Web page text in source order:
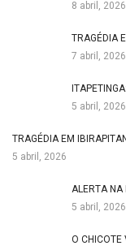
8 abril, 2026
TRAGÉDIA
7 abril, 2026
5 abril, 2026
TRAGÉDIA EM
5 abril, 2026
ALERTA NA
5 abril, 2026
O CHICOTE